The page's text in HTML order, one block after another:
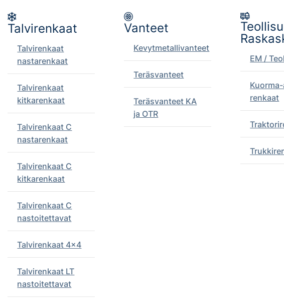
Talvirenkaat
Talvirenkaat
nastarenkaat
Talvirenkaat
kitkarenkaat
Talvirenkaat C
nastarenkaat
Talvirenkaat C
kitkarenkaat
Talvirenkaat C
nastoitettavat
Talvirenkaat 4x4
Talvirenkaat LT
nastoitettavat
Vanteet
Kevytmetallivanteet
Teräsvanteet
Teräsvanteet KA
ja OTR
EM /
renkaat